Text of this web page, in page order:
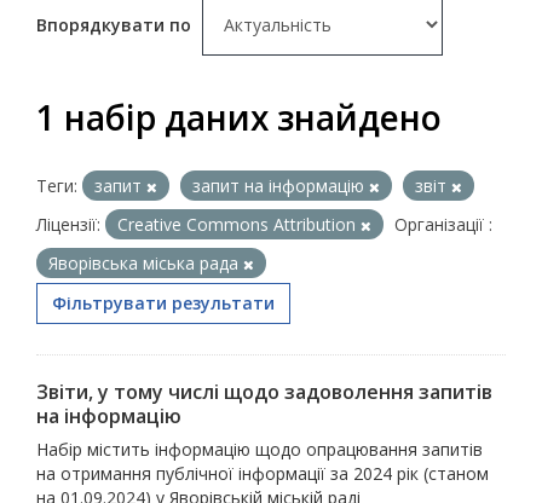
Впорядкувати по
1 набір даних знайдено
Теги: запит запит на інформацію
звіт
Ліцензії:
Creative Commons Attribution
Організації :
Яворівська міська рада
Фільтрувати результати
Звіти, у тому числі щодо задоволення запитів
на інформацію
Набір містить інформацію щодо опрацювання запитів
на отримання публічної інформації за 2024 рік (станом
на 01.09.2024) у Яворівській міській раді